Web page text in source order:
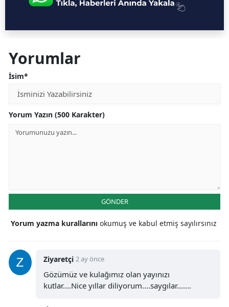
Yorumlar
İsim*
Yorum Yazın (500 Karakter)
GÖNDER
Yorum yazma kurallarını okumuş ve kabul etmiş sayılırsınız
Ziyaretçi 2 ay önce
Gözümüz ve kulağımız olan yayınızı
kutlar....Nice yıllar diliyorum....saygılar.......